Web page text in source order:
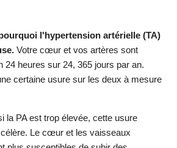
l'hypertension artérielle (TA)
Votre cœur et vos artères sont
24 heures sur 24, 365 jours par an.
certaine usure sur les deux à mesure
la PA est trop élevée, cette usure
Le cœur et les vaisseaux